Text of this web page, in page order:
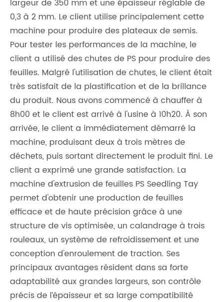
largeur de 350 mm et une épaisseur réglable de
0,3 à 2 mm. Le client utilise principalement cette
machine pour produire des plateaux de semis.
Pour tester les performances de la machine, le
client a utilisé des chutes de PS pour produire des
feuilles. Malgré l'utilisation de chutes, le client était
très satisfait de la plastification et de la brillance
du produit. Nous avons commencé à chauffer à
8h00 et le client est arrivé à l'usine à 10h20. À son
arrivée, le client a immédiatement démarré la
machine, produisant deux à trois mètres de
déchets, puis sortant directement le produit fini. Le
client a exprimé une grande satisfaction. La
machine d'extrusion de feuilles PS Seedling Tay
permet d'obtenir une production de feuilles
efficace et de haute précision grâce à une
structure de vis optimisée, un calandrage à trois
rouleaux, un système de refroidissement et une
conception d'enroulement de traction. Ses
principaux avantages résident dans sa forte
adaptabilité aux grandes largeurs, son contrôle
précis de l’épaisseur et sa large compatibilité